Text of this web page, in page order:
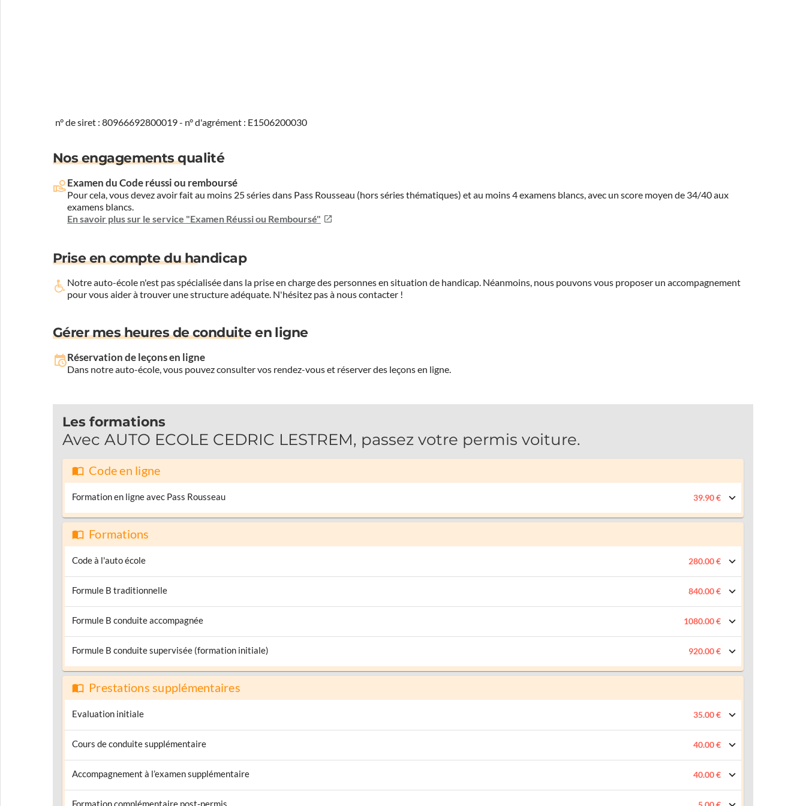
n° de siret : 80966692800019 - n° d'agrément : E1506200030
Nos engagements qualité
Examen du Code réussi ou remboursé
Pour cela, vous devez avoir fait au moins 25 séries dans Pass Rousseau (hors séries thématiques) et au moins 4 examens blancs, avec un score moyen de 34/40 aux
examens blancs.
En savoir plus sur le service "Examen Réussi ou Remboursé"
Prise en compte du handicap
Notre auto-école n'est pas spécialisée dans la prise en charge des personnes en situation de handicap. Néanmoins, nous pouvons vous proposer un accompagnement
pour vous aider à trouver une structure adéquate. N'hésitez pas à nous contacter !
Gérer mes heures de conduite en ligne
Réservation de leçons en ligne
Dans notre auto-école, vous pouvez consulter vos rendez-vous et réserver des leçons en ligne.
Les formations
Avec AUTO ECOLE CEDRIC LESTREM, passez votre permis voiture.
Code en ligne
Formation en ligne avec Pass Rousseau 39.90 €
Formations
Code à l'auto école 280.00 €
Formule B traditionnelle 840.00 €
Formule B conduite accompagnée 1080.00 €
Formule B conduite supervisée (formation initiale) 920.00 €
Prestations supplémentaires
Evaluation initiale 35.00 €
Cours de conduite supplémentaire 40.00 €
Accompagnement à l’examen supplémentaire 40.00 €
Formation complémentaire post-permis